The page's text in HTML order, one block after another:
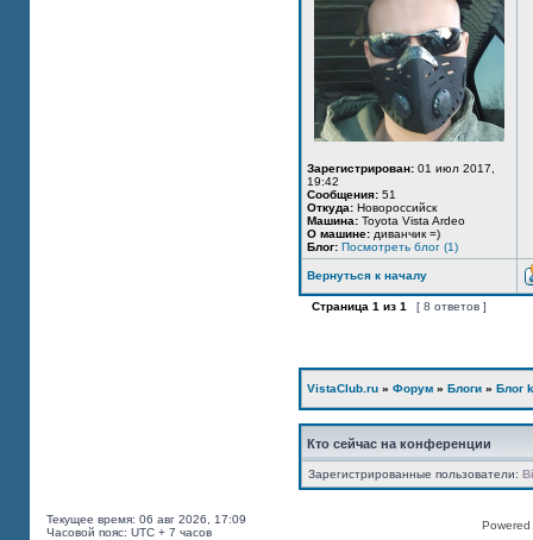
Зарегистрирован: 01 июл 2017,
19:42
Сообщения: 51
Откуда: Новороссийск
Машина: Toyota Vista Ardeo
О машине: диванчик =)
Блог: Посмотреть блог (1)
Вернуться к началу
Страница 1 из 1 [ 8 ответов ]
VistaClub.ru » Форум » Блоги » Блог
Кто сейчас на конференции
Зарегистрированные пользователи:
Текущее время: 06 авг 2026, 17:09
Часовой пояс: UTC + 7 часов